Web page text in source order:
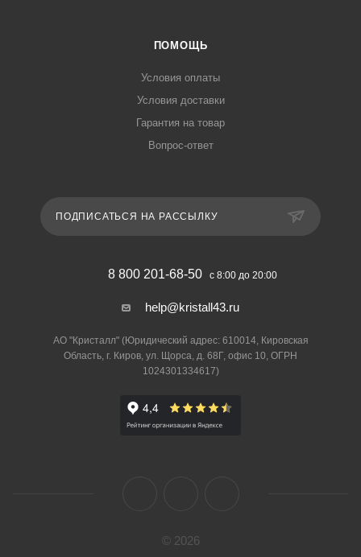
ПОМОЩЬ
Условия оплаты
Условия доставки
Гарантия на товар
Вопрос-ответ
ПОДПИСАТЬСЯ НА РАССЫЛКУ
8 800 201-68-50 с 8:00 до 20:00
help@kristall43.ru
АО "Кристалл" (Юридический адрес: 610014, Кировская
Область, г. Киров, ул. Щорса, д. 68Г, офис 10, ОГРН
1024301334617)
© 2026